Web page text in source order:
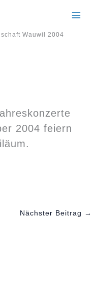
Wauwil 2004
2004 feiern
Nächster Beitrag →